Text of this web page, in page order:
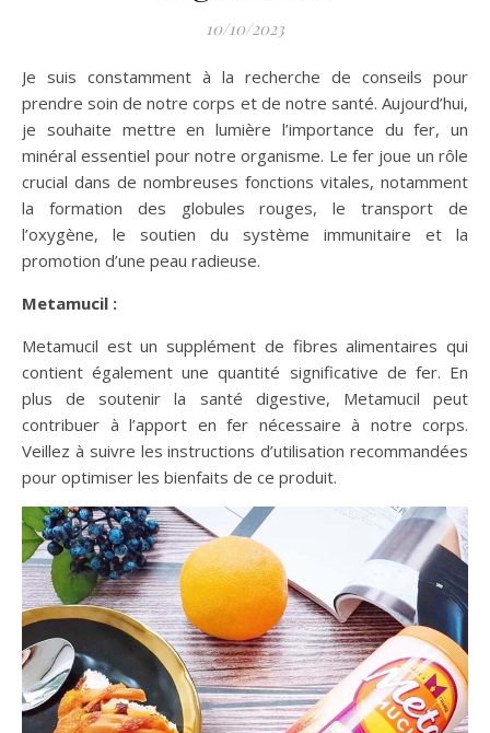
10/10/2023
Je suis constamment à la recherche de conseils pour
prendre soin de notre corps et de notre santé. Aujourd’hui,
je souhaite mettre en lumière l’importance du fer, un
minéral essentiel pour notre organisme. Le fer joue un rôle
crucial dans de nombreuses fonctions vitales, notamment
la formation des globules rouges, le transport de
l’oxygène, le soutien du système immunitaire et la
promotion d’une peau radieuse.
Metamucil :
Metamucil est un supplément de fibres alimentaires qui
contient également une quantité significative de fer. En
plus de soutenir la santé digestive, Metamucil peut
contribuer à l’apport en fer nécessaire à notre corps.
Veillez à suivre les instructions d’utilisation recommandées
pour optimiser les bienfaits de ce produit.